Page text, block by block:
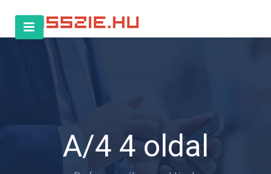
A/4 4 oldal